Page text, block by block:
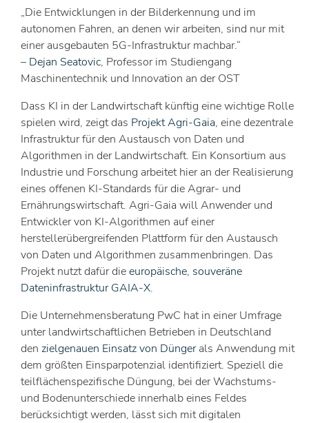
„Die Entwicklungen in der Bilderkennung und im
autonomen Fahren, an denen wir arbeiten, sind nur mit
einer ausgebauten 5G-Infrastruktur machbar.“
– Dejan Seatovic, Professor im Studiengang
Maschinentechnik und Innovation an der OST
Dass KI in der Landwirtschaft künftig eine wichtige Rolle
spielen wird, zeigt das Projekt Agri-Gaia, eine dezentrale
Infrastruktur für den Austausch von Daten und
Algorithmen in der Landwirtschaft. Ein Konsortium aus
Industrie und Forschung arbeitet hier an der Realisierung
eines offenen KI-Standards für die Agrar- und
Ernährungswirtschaft. Agri-Gaia will Anwender und
Entwickler von KI-Algorithmen auf einer
herstellerübergreifenden Plattform für den Austausch
von Daten und Algorithmen zusammenbringen. Das
Projekt nutzt dafür dieeuropäische, souveräne
Dateninfrastruktur GAIA-X.
Die Unternehmensberatung PwC hat in einer Umfrage
unter landwirtschaftlichen Betrieben in Deutschland
den zielgenauen Einsatz von Düngerals Anwendung mit
dem größten Einsparpotenzial identifiziert. Speziell die
teilflächenspezifische Düngung, bei der Wachstums-
und Bodenunterschiede innerhalb eines Feldes
berücksichtigt werden, lässt sich mit digitalen